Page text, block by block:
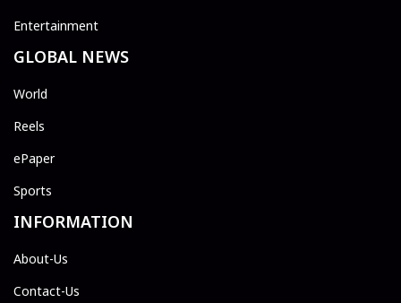
Entertainment
GLOBAL NEWS
World
Reels
ePaper
Sports
INFORMATION
About-Us
Contact-Us